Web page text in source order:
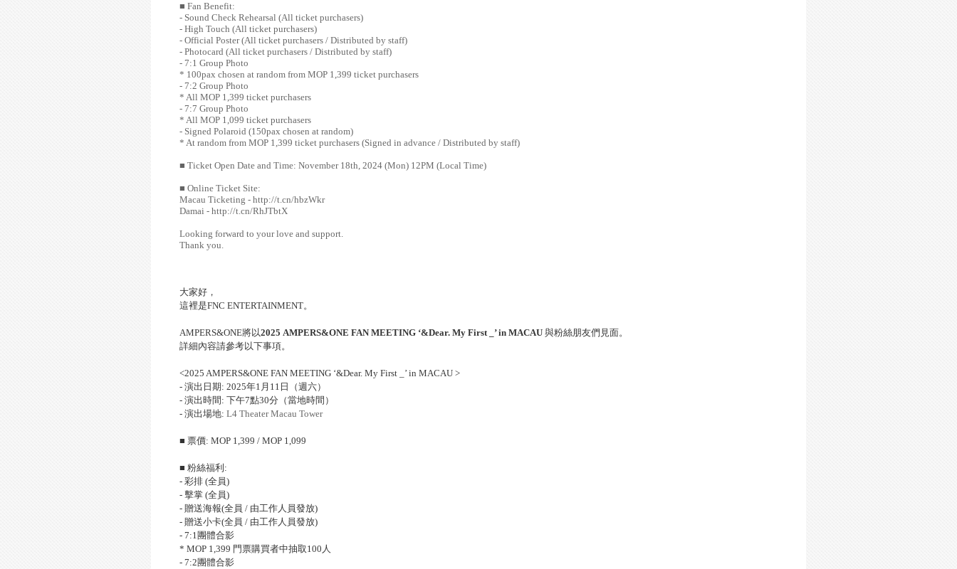
■ Fan Benefit:
- Sound Check Rehearsal (All ticket purchasers)
- High Touch (All ticket purchasers)
- Official Poster (All ticket purchasers / Distributed by staff)
- Photocard (All ticket purchasers / Distributed by staff)
- 7:1 Group Photo
* 100pax chosen at random from MOP 1,399 ticket purchasers
- 7:2 Group Photo
* All MOP 1,399 ticket purchasers
- 7:7 Group Photo
* All MOP 1,099 ticket purchasers
- Signed Polaroid (150pax chosen at random)
* At random from MOP 1,399 ticket purchasers (Signed in advance / Distributed by staff)
■ Ticket Open Date and Time: November 18th, 2024 (Mon) 12PM (Local Time)
■ Online Ticket Site:
Macau Ticketing - http://t.cn/hbzWkr
Damai - http://t.cn/RhJTbtX
Looking forward to your love and support.
Thank you.
大家好，
這裡是FNC ENTERTAINMENT。
AMPERS&ONE將以2025 AMPERS&ONE FAN MEETING ‘&Dear. My First _’ in MACAU 與粉絲朋友們見面。
詳細內容請參考以下事項。
<2025 AMPERS&ONE FAN MEETING ‘&Dear. My First _’ in MACAU >
- 演出日期: 2025年1 月 11 日（週六）
- 演出時間 : 下午7點30分（當地時間）
- 演出場地: L4 Theater Macau Tower
■ 票價: MOP 1,399 / MOP 1,099
■ 粉絲福利 :
- 彩排 (全員)
- 擊掌 (全員)
- 贈送海報(全員 / 由工作人員發放)
- 贈送小卡(全員 / 由工作人員發放)
- 7:1團體合影
* MOP 1,399 門票購買者中抽取 100 人
- 7:2團體合影